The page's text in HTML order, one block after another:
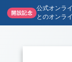
開設記念
公式オンラ
とのオンラ